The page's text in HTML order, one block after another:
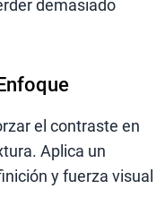
demasiado
el contraste en
Aplica un
y fuerza visual